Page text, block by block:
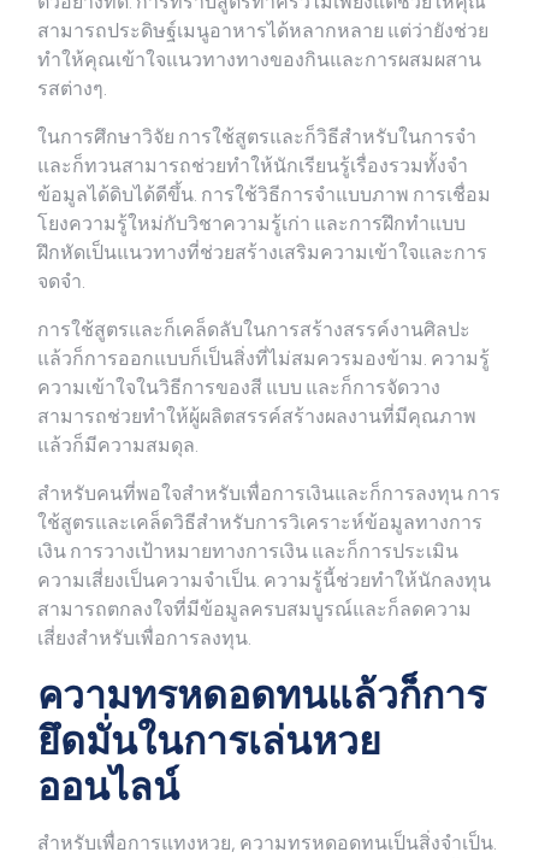
สามารถประดิษฐ์เมนูอาหารได้หลากหลาย แต่ว่ายังช่วย
ทำให้คุณเข้าใจแนวทางทางของกินและการผสมผสาน
รสต่างๆ.
ในการศึกษาวิจัย การใช้สูตรและก็วิธีสำหรับในการจำ
และก็ทวนสามารถช่วยทำให้นักเรียนรู้เรื่องรวมทั้งจำ
ข้อมูลได้ดิบได้ดีขึ้น. การใช้วิธีการจำแบบภาพ การเชื่อม
โยงความรู้ใหม่กับวิชาความรู้เก่า และการฝึกทำแบบ
ฝึกหัดเป็นแนวทางที่ช่วยสร้างเสริมความเข้าใจและการ
จดจำ.
การใช้สูตรและก็เคล็ดลับในการสร้างสรรค์งานศิลปะ
แล้วก็การออกแบบก็เป็นสิ่งที่ไม่สมควรมองข้าม. ความรู้
ความเข้าใจในวิธีการของสี แบบ และก็การจัดวาง
สามารถช่วยทำให้ผู้ผลิตสรรค์สร้างผลงานที่มีคุณภาพ
แล้วก็มีความสมดุล.
สำหรับคนที่พอใจสำหรับเพื่อการเงินและก็การลงทุน การ
ใช้สูตรและเคล็ดวิธีสำหรับการวิเคราะห์ข้อมูลทางการ
เงิน การวางเป้าหมายทางการเงิน และก็การประเมิน
ความเสี่ยงเป็นความจำเป็น. ความรู้นี้ช่วยทำให้นักลงทุน
สามารถตกลงใจที่มีข้อมูลครบสมบูรณ์และก็ลดความ
เสี่ยงสำหรับเพื่อการลงทุน.
ความทรหดอดทนแล้วก็การ
ยึดมั่นในการเล่นหวย
ออนไลน์
สำหรับเพื่อการแทงหวย, ความทรหดอดทนเป็นสิ่งจำเป็น.